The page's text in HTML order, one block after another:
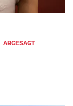
ABGESAGT